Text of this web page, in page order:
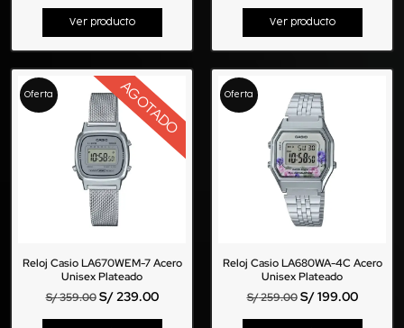
Ver producto Ver producto
Oferta AGOTADO
Reloj Casio LA670WEM-7 Acero
Unisex Plateado
S/359.00 S/239.00
Oferta
Reloj Casio LA680WA-4C Acero
Unisex Plateado
S/259.00 S/199.00